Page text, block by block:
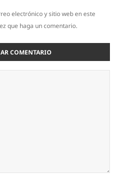
electrónico y sitio web en este
que haga un comentario.